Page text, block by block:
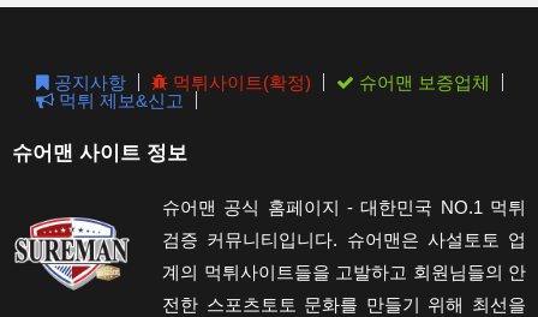
공지사항 먹튀사이트(확정)
슈어맨 보증업체
먹튀 제보&신고
슈어맨 사이트 정보
슈어맨 공식 홈페이지 - 대한민국 NO.1 먹튀
검증 커뮤니티입니다. 슈어맨은 사설토토 업
계의 먹튀사이트들을 고발하고 회원님들의 안
전한 스포츠토토 문화를 만들기 위해 최선을